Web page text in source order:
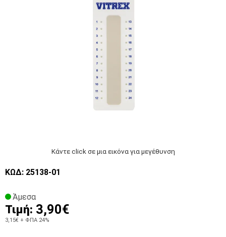
Κάντε click σε μια εικόνα για μεγέθυνση
ΚΩΔ: 25138-01
Άμεσα
Τιμή: 3,90€
3,15€ + ΦΠΑ 24%